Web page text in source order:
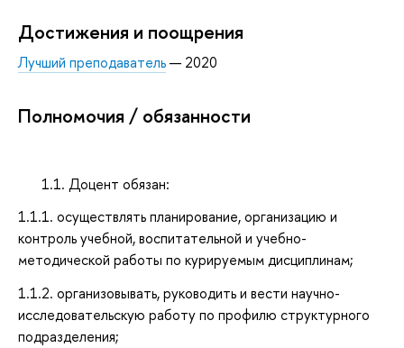
Достижения и поощрения
Лучший преподаватель— 2020
Полномочия / обязанности
1.1. Доцент обязан:
1.1.1. осуществлять планирование, организацию и
контроль учебной, воспитательной и учебно-
методической работы по курируемым дисциплинам;
1.1.2. организовывать, руководить и вести научно-
исследовательскую работу по профилю структурного
подразделения;